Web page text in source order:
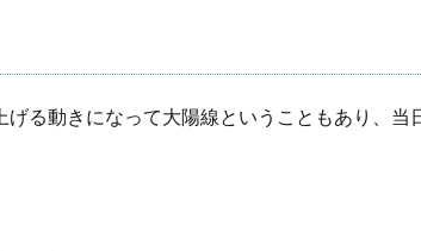
げる動きになって大陽線ということもあり、当